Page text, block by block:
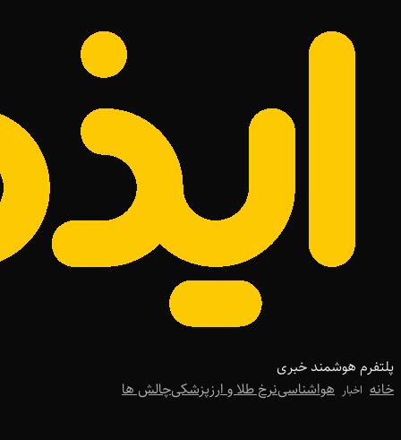
پلتفرم هوشمند خبری
خانه اخبار هواشناسینرخ طلا و ارزپزشکیچالش ها